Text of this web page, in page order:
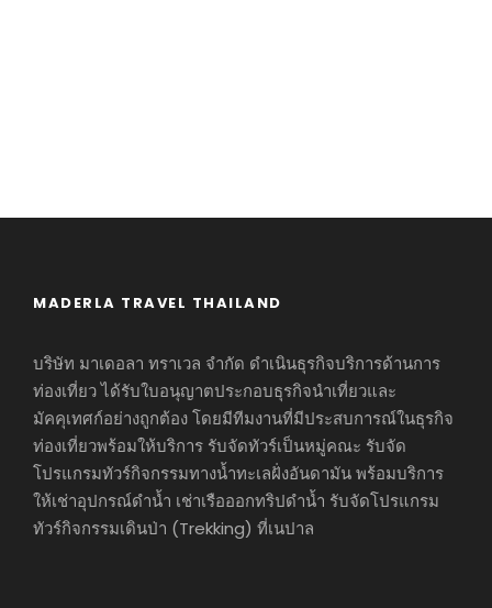
MADERLA TRAVEL THAILAND
บริษัท มาเดอลา ทราเวล จำกัด ดำเนินธุรกิจบริการด้านการ
ท่องเที่ยว ได้รับใบอนุญาตประกอบธุรกิจนำเที่ยวและ
มัคคุเทศก์อย่างถูกต้อง โดยมีทีมงานที่มีประสบการณ์ในธุรกิจ
ท่องเที่ยวพร้อมให้บริการ รับจัดทัวร์เป็นหมู่คณะ รับจัด
โปรแกรมทัวร์กิจกรรมทางน้ำทะเลฝั่งอันดามัน พร้อมบริการ
ให้เช่าอุปกรณ์ดำน้ำ เช่าเรือออกทริปดำน้ำ รับจัดโปรแกรม
ทัวร์กิจกรรมเดินป่า (Trekking) ที่เนปาล